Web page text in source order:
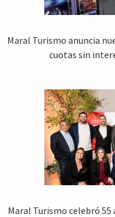
Maral Turismo anuncia
cuotas sin
Maral Turismo celebró 55